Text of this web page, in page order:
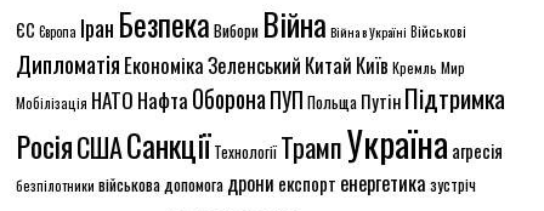
ЄС Європа Іран Безпека Вибори Війна Війна в Україні Військові
Дипломатія ЕкономікаЗеленський Китай Київ Кремль Мир
Мобілізація НАТО Нафта ОборонаПУП Польща ПутінПідтримка
РосіяСШАСанкціїТехнологіїТрампУкраїна агресія
безпілотники військова допомога дрони експорт енергетика зустріч